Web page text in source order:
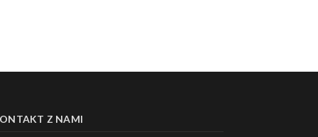
Z NAMI